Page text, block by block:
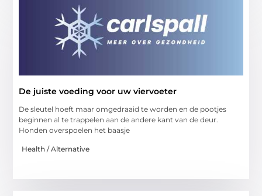
De juiste voeding voor uw viervoeter
De sleutel hoeft maar omgedraaid te worden en de pootjes
beginnen al te trappelen aan de andere kant van de deur.
Honden overspoelen het baasje
Health / Alternative